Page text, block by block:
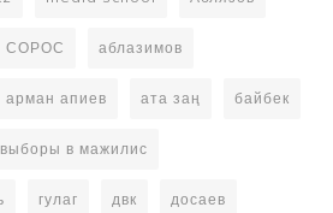
СОРОС аблазимов
арман апиев ата заң байбек
выборы в мажилис
гулаг двк досаев